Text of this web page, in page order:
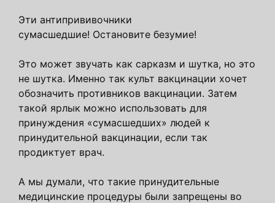
Эти антипрививочники
сумасшедшие! Остановите безумие!
Это может звучать как сарказм и шутка, но это
не шутка. Именно так культ вакцинации хочет
обозначить противников вакцинации. Затем
такой ярлык можно использовать для
принуждения «сумасшедших» людей к
принудительной вакцинации, если так
продиктует врач.
А мы думали, что такие принудительные
медицинские процедуры были запрещены во